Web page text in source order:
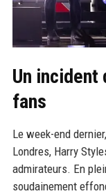
Un
fans
Le week-end
Londres, Harry
admirateurs. En
soudainement